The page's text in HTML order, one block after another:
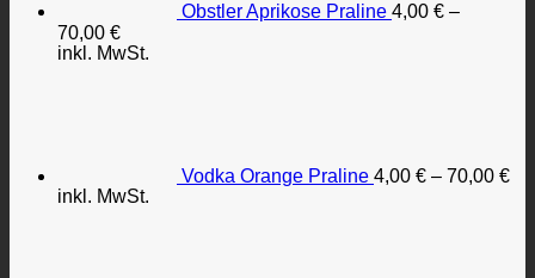
Obstler Aprikose Praline 4,00 € –
70,00 €
inkl. MwSt.
Vodka Orange Praline 4,00 € – 70,00 €
inkl. MwSt.